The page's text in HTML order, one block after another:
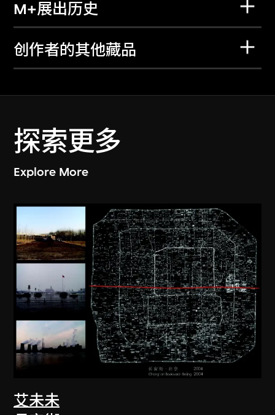
M+展出历史
创作者的其他藏品
探索更多
Explore More
艾未未